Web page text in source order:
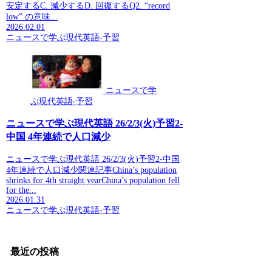
安定するC. 減少するD. 回復するQ2. “record
low” の意味...
2026.02.01
ニュースで学ぶ現代英語-予習
ニュースで学
ぶ現代英語-予習
ニュースで学ぶ現代英語 26/2/3(火)予習2-
中国 4年連続で人口減少
ニュースで学ぶ現代英語 26/2/3(火)予習2-中国
4年連続で人口減少関連記事China’s population
shrinks for 4th straight yearChina’s population fell
for the...
2026.01.31
ニュースで学ぶ現代英語-予習
最近の投稿